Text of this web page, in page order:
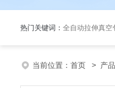
热门关键词： 全自动拉伸真空包装机
当前位置： 首页 > 产